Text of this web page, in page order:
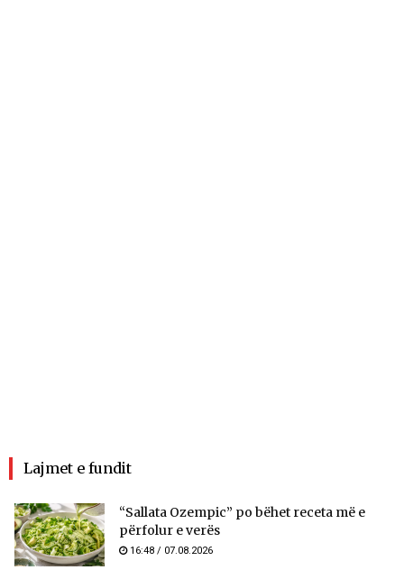
Lajmet e fundit
“Sallata Ozempic” po bëhet receta më e
përfolur e verës
16:48 / 07.08.2026